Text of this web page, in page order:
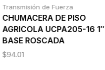
Transmisión de Fuerza
CHUMACERA DE PISO
AGRICOLA UCPA205-16 1″
BASE ROSCADA
$94.01